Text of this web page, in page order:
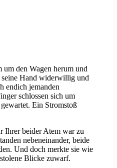
um den Wagen herum und
Hand widerwillig und
endich jemanden
schlossen sich um
Ein Stromstoß
Ihrer beider Atem war zu
nebeneinander, beide
Und doch merkte sie wie
Blicke zuwarf.